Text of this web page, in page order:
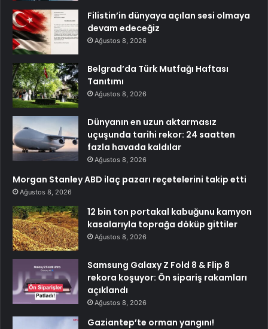
Filistin’in dünyaya açılan sesi olmaya
devam edeceğiz
Ağustos 8, 2026
Belgrad’da Türk Mutfağı Haftası
Tanıtımı
Ağustos 8, 2026
Dünyanın en uzun aktarmasız
uçuşunda tarihi rekor: 24 saatten
fazla havada kaldılar
Ağustos 8, 2026
Morgan Stanley ABD ilaç pazarı reçetelerini takip etti
Ağustos 8, 2026
12 bin ton portakal kabuğunu kamyon
kasalarıyla toprağa döküp gittiler
Ağustos 8, 2026
Samsung Galaxy Z Fold 8 & Flip 8
rekora koşuyor: Ön sipariş rakamları
açıklandı
Ağustos 8, 2026
Gaziantep’te orman yangını!